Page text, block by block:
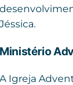
Jéssica.
Ministério
A Igreja